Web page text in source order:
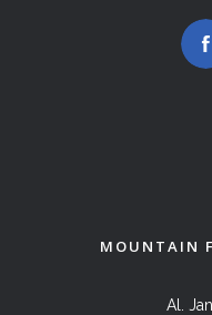
MOUNTAIN
Al.